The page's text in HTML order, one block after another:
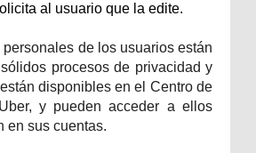
al usuario que la edite.
personales de los usuarios están
procesos de privacidad y
disponibles en el Centro de
y pueden acceder a ellos
en sus cuentas.